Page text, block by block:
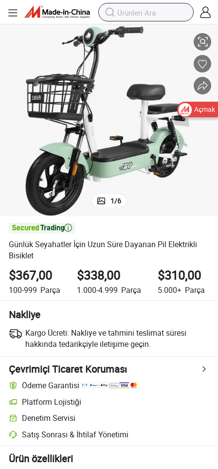
Günlük Seyahatler İçin Uzun Süre Dayanan Pil Elektrikli Bisiklet
1/6

Günlük Seyahatler İçin Uzun Süre Dayanan Pil Elektrikli
Bisiklet
$367,00
100-999 Parça
$338,00
1.000-4.999 Parça
$310,00
5.000+ Parça
Nakliye
Kargo Ücreti: Nakliye ve tahmini teslimat süresi
hakkında tedarikçiyle iletişime geçin.
Çevrimiçi Ticaret Koruması
Ödeme Garantisi
Platform Lojistiği
Platform destekli lojistik ile daha net gönderi takibi
Denetim Servisi
Seçime bağlı ön sevkiyat denetimi kalite ve miktar kontrolleri için
Satış Sonrası & İhtilaf Yönetimi
Platform destekli uyuşmazlık çözümü, uygun olduğunda iade veya
Ürün özellikleri
Açmak